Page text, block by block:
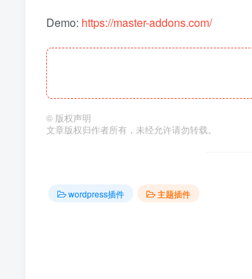
Demo: https://master-addons.com/
© 版权声明
文章版权归作者所有，未经允许请勿转载。
wordpress插件 主题插件